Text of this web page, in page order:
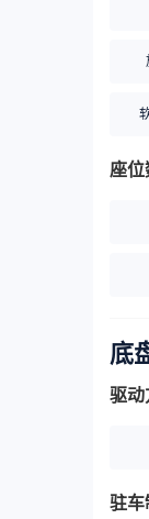
座位
底
驱动
驻车